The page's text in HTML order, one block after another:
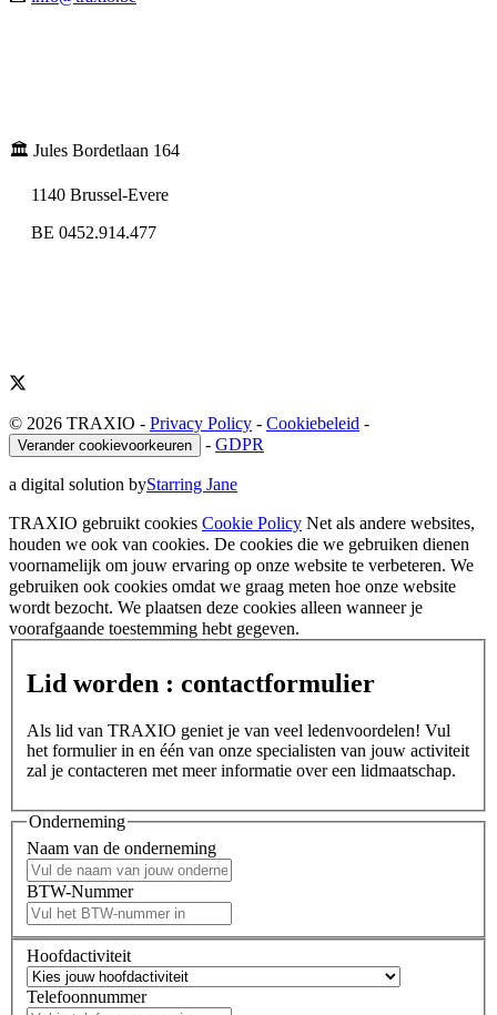
🏛️ Jules Bordetlaan 164
1140 Brussel-Evere
BE 0452.914.477
© 2026 TRAXIO - Privacy Policy - Cookiebeleid -
Verander cookievoorkeuren - GDPR
a digital solution byStarring Jane
TRAXIO gebruikt cookies Cookie Policy Net als andere websites,
houden we ook van cookies. De cookies die we gebruiken dienen
voornamelijk om jouw ervaring op onze website te verbeteren. We
gebruiken ook cookies omdat we graag meten hoe onze website
wordt bezocht. We plaatsen deze cookies alleen wanneer je
voorafgaande toestemming hebt gegeven.
Lid worden : contactformulier
Als lid van TRAXIO geniet je van veel ledenvoordelen! Vul
het formulier in en één van onze specialisten van jouw activiteit
zal je contacteren met meer informatie over een lidmaatschap.
Onderneming
Naam van de onderneming
BTW-Nummer
Hoofdactiviteit
Telefoonnummer